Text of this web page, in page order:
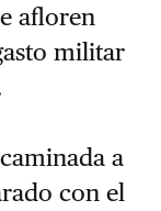
afloren
militar
a
con el